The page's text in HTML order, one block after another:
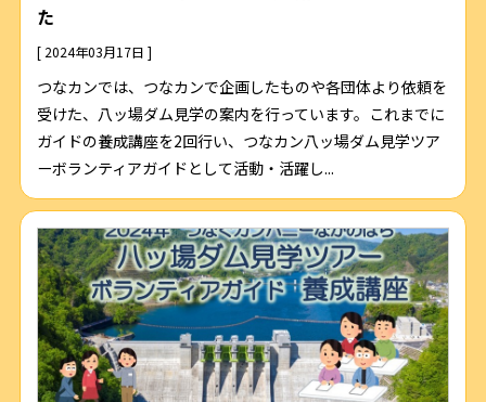
た
[ 2024年03月17日 ]
つなカンでは、つなカンで企画したものや各団体より依頼を
受けた、八ッ場ダム見学の案内を行っています。これまでに
ガイドの養成講座を2回行い、つなカン八ッ場ダム見学ツア
ーボランティアガイドとして活動・活躍し...